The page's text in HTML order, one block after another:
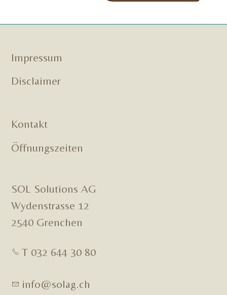
Impressum
Disclaimer
Kontakt
Öffnungszeiten
SOL Solutions AG
Wydenstrasse 12
2540 Grenchen
T 032 644 30 80
nf s l g ch